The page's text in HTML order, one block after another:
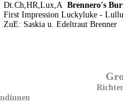
Dt.Ch,HR,Lux,A Brennero's
First Impression Luckyluke -
ZuE: Saskia u. Edeltraut Brenner